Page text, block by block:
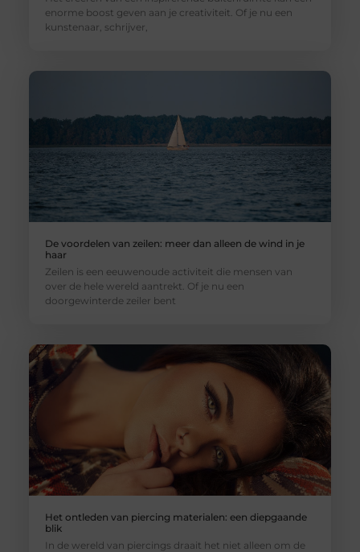
enorme boost geven aan je creativiteit. Of je nu een
kunstenaar, schrijver,
De voordelen van zeilen: meer dan alleen de wind in je
haar
Zeilen is een eeuwenoude activiteit die mensen van
over de hele wereld aantrekt. Of je nu een
doorgewinterde zeiler bent
Het ontleden van piercing materialen: een diepgaande
blik
In de wereld van piercings draait het niet alleen om de